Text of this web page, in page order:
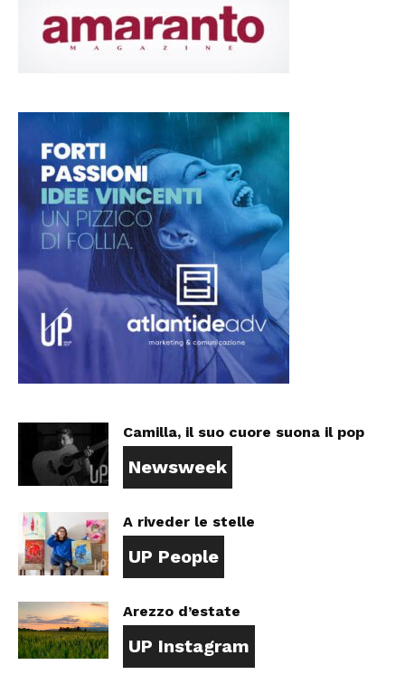
Camilla, il suo cuore suona il pop
Newsweek
A riveder le stelle
UP People
Arezzo d’estate
UP Instagram